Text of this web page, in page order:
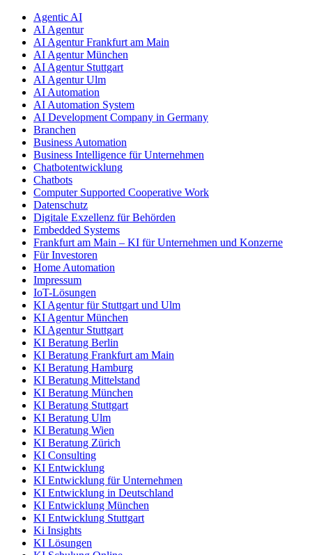
Agentic AI
AI Agentur
AI Agentur Frankfurt am Main
AI Agentur München
AI Agentur Stuttgart
AI Agentur Ulm
AI Automation
AI Automation System
AI Development Company in Germany
Branchen
Business Automation
Business Intelligence für Unternehmen
Chatbotentwicklung
Chatbots
Computer Supported Cooperative Work
Datenschutz
Digitale Exzellenz für Behörden
Embedded Systems
Frankfurt am Main – KI für Unternehmen und Konzerne
Für Investoren
Home Automation
Impressum
IoT-Lösungen
KI Agentur für Stuttgart und Ulm
KI Agentur München
KI Agentur Stuttgart
KI Beratung Berlin
KI Beratung Frankfurt am Main
KI Beratung Hamburg
KI Beratung Mittelstand
KI Beratung München
KI Beratung Stuttgart
KI Beratung Ulm
KI Beratung Wien
KI Beratung Zürich
KI Consulting
KI Entwicklung
KI Entwicklung für Unternehmen
KI Entwicklung in Deutschland
KI Entwicklung München
KI Entwicklung Stuttgart
Ki Insights
KI Lösungen